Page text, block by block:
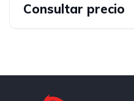
Consultar precio